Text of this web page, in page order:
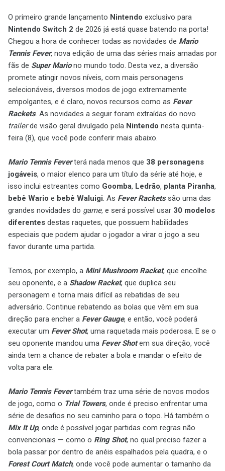
O primeiro grande lançamento Nintendo exclusivo para
Nintendo Switch 2 de 2026 já está quase batendo na porta!
Chegou a hora de conhecer todas as novidades de Mario
Tennis Fever, nova edição de uma das séries mais amadas por
fãs de Super Mariono mundo todo. Desta vez, a diversão
promete atingir novos níveis, com mais personagens
selecionáveis, diversos modos de jogo extremamente
empolgantes, e é claro, novos recursos como as Fever
Rackets. As novidades a seguir foram extraídas do novo
trailerde visão geral divulgado pela Nintendo nesta quinta-
feira (8), que você pode conferir mais abaixo.
Mario Tennis Feverterá nada menos que 38 personagens
jogáveis, o maior elenco para um título da série até hoje, e
isso inclui estreantes como Goomba, Ledrão, planta Piranha,
bebê Wario e bebê Waluigi. As Fever Racketssão uma das
grandes novidades do game, e será possível usar 30 modelos
diferentes destas raquetes, que possuem habilidades
especiais que podem ajudar o jogador a virar o jogo a seu
favor durante uma partida.
Temos, por exemplo, a Mini Mushroom Racket, que encolhe
seu oponente, e a Shadow Racket, que duplica seu
personagem e torna mais difícil as rebatidas de seu
adversário. Continue rebatendo as bolas que vêm em sua
direção para encher a Fever Gauge, e então, você poderá
executar um Fever Shot, uma raquetada mais poderosa. E se o
seu oponente mandou uma Fever Shotem sua direção, você
ainda tem a chance de rebater a bola e mandar o efeito de
volta para ele.
Mario Tennis Fevertambém traz uma série de novos modos
de jogo, como o Trial Towers, onde é preciso enfrentar uma
série de desafios no seu caminho para o topo. Há também o
Mix It Up, onde é possível jogar partidas com regras não
convencionais — como o Ring Shot, no qual preciso fazer a
bola passar por dentro de anéis espalhados pela quadra, e o
Forest Court Match, onde você pode aumentar o tamanho da